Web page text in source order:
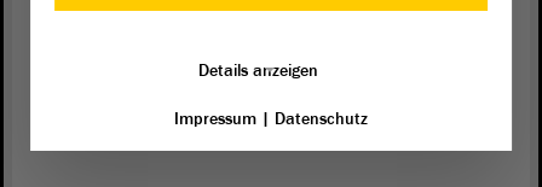
Die Polen haben es da besser. Es ist doch klar, dass
Details anzeigen
Impressum| Datenschutz